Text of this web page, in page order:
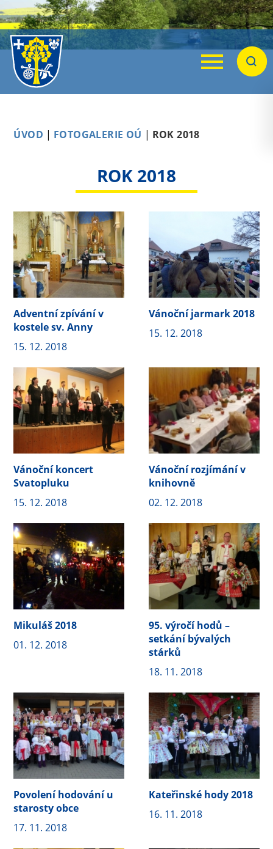
Menu
ÚVOD | FOTOGALERIE OÚ | ROK 2018
ROK 2018
Adventní zpívání v
kostele sv. Anny
15. 12. 2018
Vánoční jarmark 2018
15. 12. 2018
Vánoční koncert
Svatopluku
15. 12. 2018
Vánoční rozjímání v
knihovně
02. 12. 2018
Mikuláš 2018
01. 12. 2018
95. výročí hodů –
setkání bývalých
stárků
18. 11. 2018
Povolení hodování u
starosty obce
17. 11. 2018
Kateřinské hody 2018
16. 11. 2018